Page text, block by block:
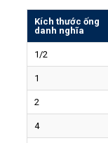
Kích thước ống
danh nghĩa
1/2
1
2
4